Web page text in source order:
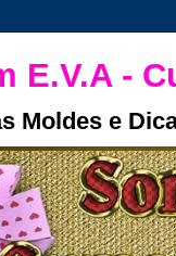
E.V.A -
Moldes e